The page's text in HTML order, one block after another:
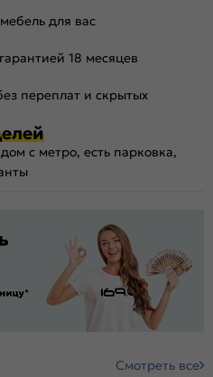
для вас
18 месяцев
переплат и скрытых
с метро, есть парковка,
Смотреть все